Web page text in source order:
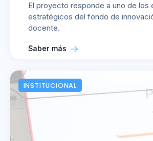
El proyecto responde a uno de los
estratégicos del fondo de
docente.
Saber más
INSTITUCIONAL